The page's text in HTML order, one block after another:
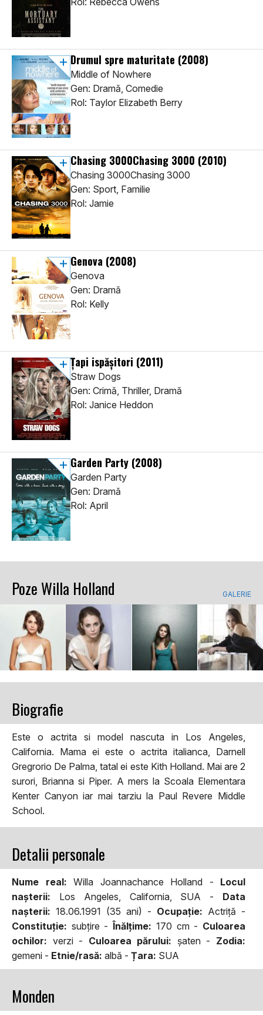
Drumul spre maturitate (2008)
Middle of Nowhere
Gen: Dramă, Comedie
Rol: Taylor Elizabeth Berry
Chasing 3000Chasing 3000 (2010)
Chasing 3000Chasing 3000
Gen: Sport, Familie
Rol: Jamie
Genova (2008)
Genova
Gen: Dramă
Rol: Kelly
Țapi ispășitori (2011)
Straw Dogs
Gen: Crimă, Thriller, Dramă
Rol: Janice Heddon
Garden Party (2008)
Garden Party
Gen: Dramă
Rol: April
Poze Willa Holland GALERIE
Biografie
Este o actrita si model nascuta in Los Angeles,
California. Mama ei este o actrita italianca, Darnell
Gregrorio De Palma, tatal ei este Kith Holland. Mai are 2
surori, Brianna si Piper. A mers la Scoala Elementara
Kenter Canyon iar mai tarziu la Paul Revere Middle
School.
Detalii personale
Nume real: Willa Joannachance Holland - Locul
naşterii: Los Angeles, California, SUA - Data
naşterii: 18.06.1991 (35 ani) - Ocupaţie: Actriță -
Constituţie: subţire -Înălţime: 170 cm - Culoarea
ochilor: verzi - Culoarea părului: şaten - Zodia:
gemeni - Etnie/rasă: albă - Țara: SUA
Monden